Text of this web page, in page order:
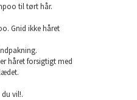
til tørt hår.
Gnid ikke håret
håret forsigtigt med
vil!.